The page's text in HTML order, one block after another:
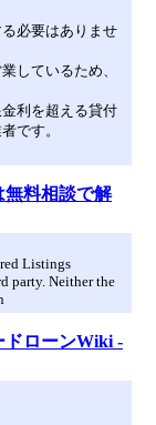
必要はありませ
しているため、
利を超える貸付
です。
無料相談で解
Listings
party. Neither the
ドローンWiki -